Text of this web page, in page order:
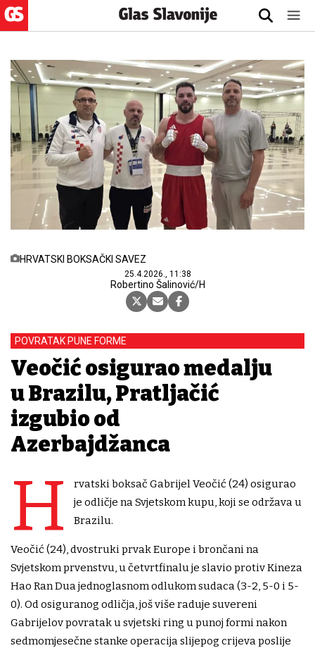
HRVATSKI BOKSAČKI SAVEZ
25.4.2026., 11:38
Robertino Šalinović/H
POVRATAK PUNE FORME
Veočić osigurao medalju
u Brazilu, Pratljačić
izgubio od
Azerbajdžanca
H
rvatski boksač Gabrijel Veočić (24) osigurao
je odličje na Svjetskom kupu, koji se održava u
Brazilu.
Veočić (24), dvostruki prvak Europe i brončani na
Svjetskom prvenstvu, u četvrtfinalu je slavio protiv Kineza
Hao Ran Dua jednoglasnom odlukom sudaca (3-2, 5-0 i 5-
0). Od osiguranog odličja, još više raduje suvereni
Gabrijelov povratak u svjetski ring u punoj formi nakon
sedmomjesečne stanke operacija slijepog crijeva poslije